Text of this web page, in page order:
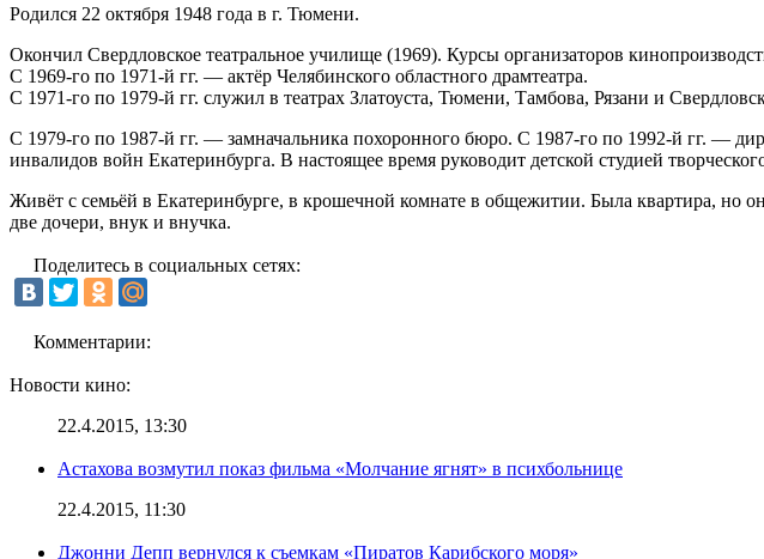
Родился 22 октября 1948 года в г. Тюмени.
Окончил Свердловское театральное училище (1969). Курсы организаторов
С 1969-го по 1971-й гг. — актёр Челябинского областного драмтеатра.
С 1971-го по 1979-й гг. служил в театрах Златоуста, Тюмени, Тамбова, Рязани и
С 1979-го по 1987-й гг. — замначальника похоронного бюро. С 1987-го по 1992-й гг. —
инвалидов войн Екатеринбурга. В настоящее время руководит детской студией
Живёт с семьёй в Екатеринбурге, в крошечной комнате в общежитии. Была квартира, но
две дочери, внук и внучка.
Поделитесь в социальных сетях:
Комментарии:
Новости кино:
22.4.2015, 13:30
Астахова возмутил показ фильма «Молчание ягнят» в психбольнице
22.4.2015, 11:30
Джонни Депп вернулся к съемкам «Пиратов Карибского моря»